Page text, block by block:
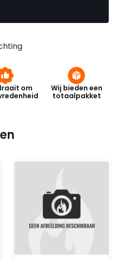
om
Wij bieden een
totaalpakket